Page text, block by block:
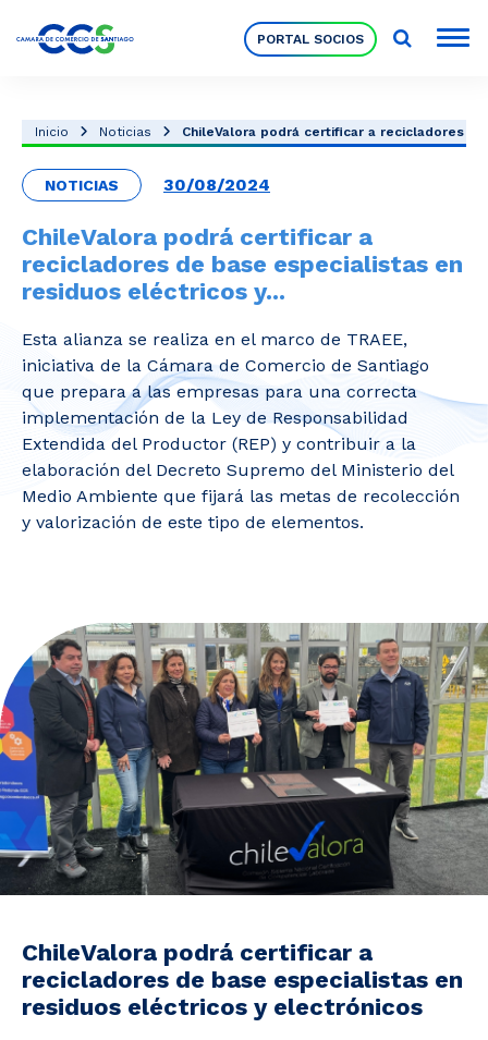
PORTAL SOCIOS
Nuestra Institución
Pilares Estratégicos
Comités de Trabajo
Eventos
Noticias y Estudios
Unidades de Servicios
Inicio Noticias ChileValora podrá certificar a recicladores de
NOTICIAS 30/08/2024
ChileValora podrá certificar a
recicladores de base especialistas en
residuos eléctricos y...
Esta alianza se realiza en el marco de TRAEE,
iniciativa de la Cámara de Comercio de Santiago
que prepara a las empresas para una correcta
implementación de la Ley de Responsabilidad
Extendida del Productor (REP) y contribuir a la
elaboración del Decreto Supremo del Ministerio del
Medio Ambiente que fijará las metas de recolección
y valorización de este tipo de elementos.
ChileValora podrá certificar a
recicladores de base especialistas en
residuos eléctricos y electrónicos